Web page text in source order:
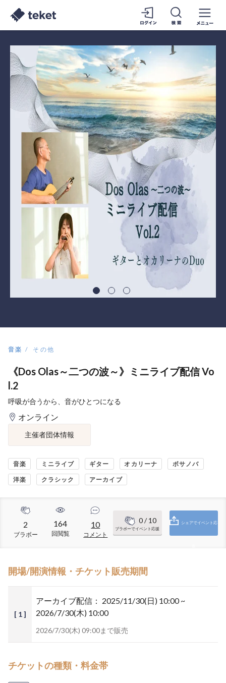
音楽 その他
《Dos Olas～二つの波～》ミニライブ配信 Vo
l.2
呼吸が合うから、音がひとつになる
オンライン
主催者団体情報
音楽 ミニライブ ギター オカリーナ ボサノバ
洋楽 クラシック アーカイブ
2
ブラボー
164
回閲覧
10
コメント
0/ 10
ブラボーでイベント応援
シェアでイベント応
開場/開演情報・チケット販売期間
[ 1 ]
アーカイブ配信： 2025/11/30(日) 10:00 ~
2026/7/30(木) 10:00
2026/7/30(木) 09:00まで販売
チケットの種類・料金帯